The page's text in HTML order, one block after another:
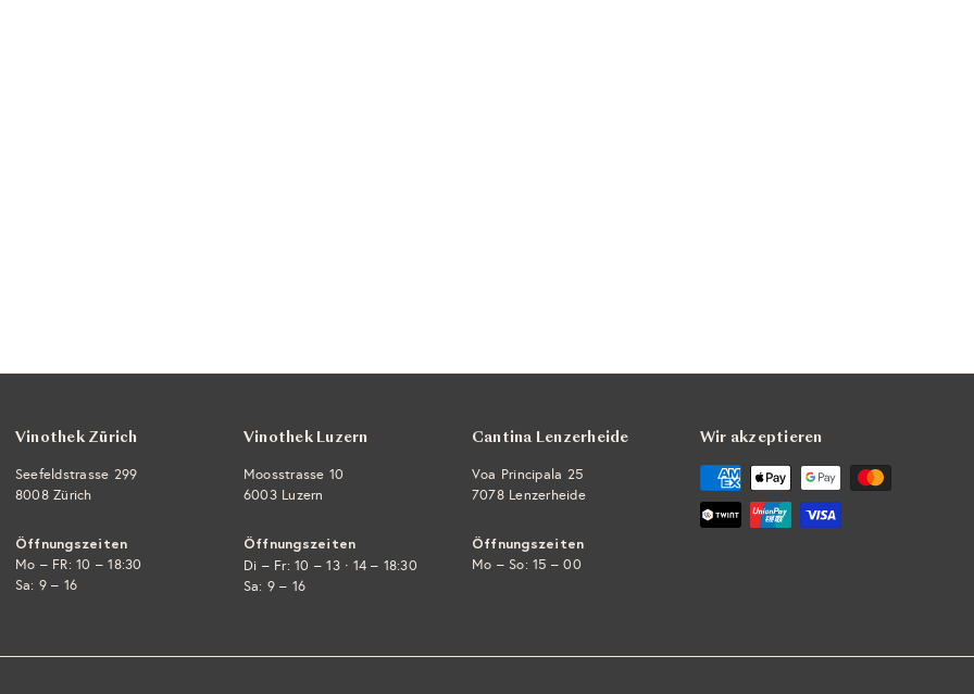
Vinothek Zürich
Seefeldstrasse 299
8008 Zürich
Öffnungszeiten
Mo – FR: 10 – 18:30
Sa: 9 – 16
Vinothek Luzern
Moosstrasse 10
6003 Luzern
Öffnungszeiten
Di – Fr: 10 – 13 · 14 – 18:30
Sa: 9 – 16
Cantina Lenzerheide
Voa Principala 25
7078 Lenzerheide
Öffnungszeiten
Mo – So: 15 – 00
Wir akzeptieren